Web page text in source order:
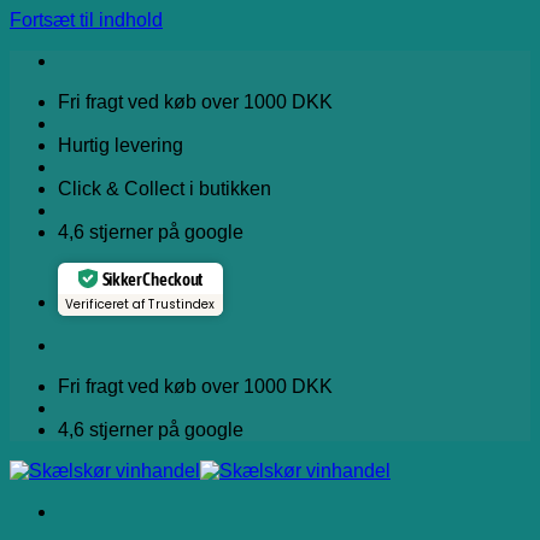
Fortsæt til indhold
Fri fragt ved køb over 1000 DKK
Hurtig levering
Click & Collect i butikken
4,6 stjerner på google
Sikker Checkout
Verificeret af Trustindex
Fri fragt ved køb over 1000 DKK
4,6 stjerner på google